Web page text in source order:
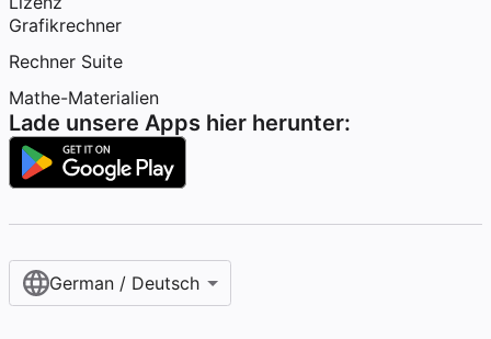
Grafikrechner
Rechner Suite
Mathe-Materialien
Lade unsere Apps hier herunter:
German / Deutsch